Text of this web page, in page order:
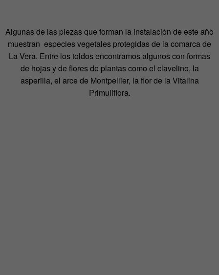
Algunas de las piezas que forman la instalación de este año
muestran especies vegetales protegidas de la comarca de
La Vera. Entre los toldos encontramos algunos con formas
de hojas y de flores de plantas como el clavelino, la
asperilla, el arce de Montpellier, la flor de la Vitalina
Primuliflora.